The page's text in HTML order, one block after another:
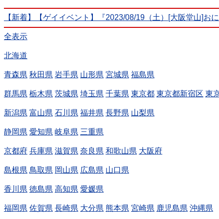
【新着】【ゲイイベント】『2023/08/19（土）[大阪堂山]
全表示
北海道
青森県 秋田県 岩手県 山形県 宮城県 福島県
群馬県 栃木県 茨城県 埼玉県 千葉県 東京都 東京都新宿区 東
新潟県 富山県 石川県 福井県 長野県 山梨県
静岡県 愛知県 岐阜県 三重県
京都府 兵庫県 滋賀県 奈良県 和歌山県 大阪府
島根県 鳥取県 岡山県 広島県 山口県
香川県 徳島県 高知県 愛媛県
福岡県 佐賀県 長崎県 大分県 熊本県 宮崎県 鹿児島県 沖縄県